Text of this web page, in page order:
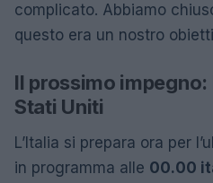
complicato. Abbiamo
questo era un nostro
Il prossimo
Stati Uniti
L’Italia si prepara ora per
in programma alle 00.00